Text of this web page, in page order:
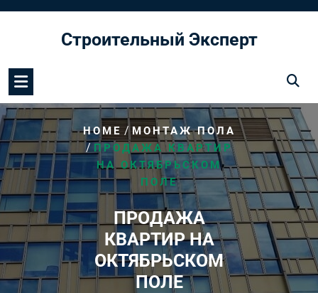
содержимомуСтроительный Эксперт
HOME/МОНТАЖ ПОЛА
/ ПРОДАЖА КВАРТИР
НА ОКТЯБРЬСКОМ
ПОЛЕ
ПРОДАЖА
КВАРТИР НА
ОКТЯБРЬСКОМ
ПОЛЕ